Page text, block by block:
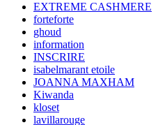
EXTREME CASHMERE
forteforte
ghoud
information
INSCRIRE
isabelmarant etoile
JOANNA MAXHAM
Kiwanda
kloset
lavillarouge